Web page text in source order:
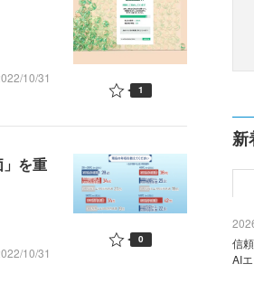
10/31
1
を重
10/31
0
新
信
AI